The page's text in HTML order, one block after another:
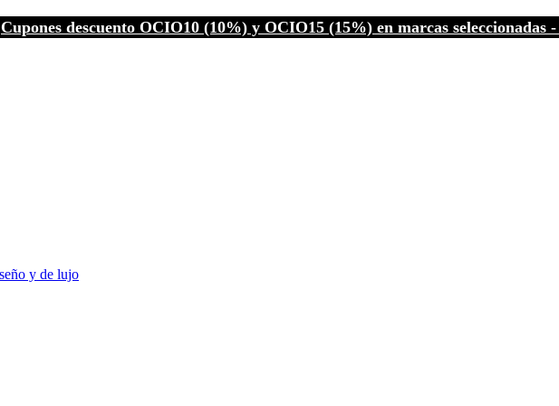
Cupones descuento OCIO10 (10%) y OCIO15 (15%) en marcas seleccionadas